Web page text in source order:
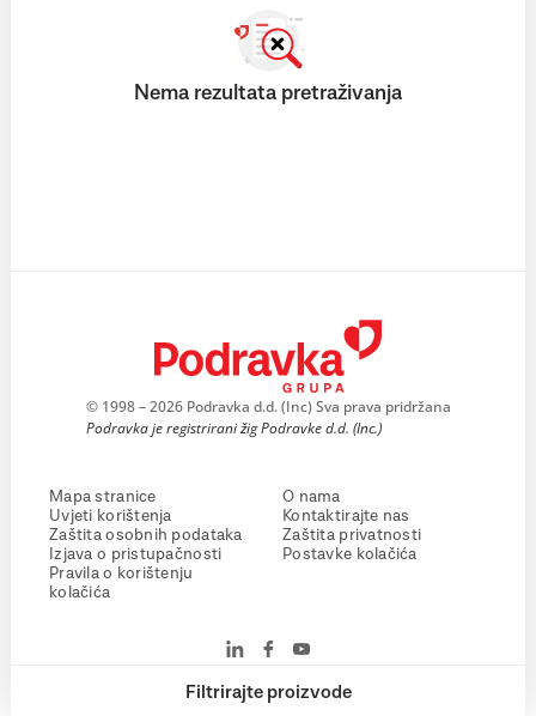
Filtrirajte proizvode
Nema rezultata pretraživanja
© 1998 – 2026 Podravka d.d. (Inc) Sva prava pridržana
Podravka je registrirani žig Podravke d.d. (Inc.)
Mapa stranice
Uvjeti korištenja
Zaštita osobnih podataka
Izjava o pristupačnosti
Pravila o korištenju
kolačića
O nama
Kontaktirajte nas
Zaštita privatnosti
Postavke kolačića